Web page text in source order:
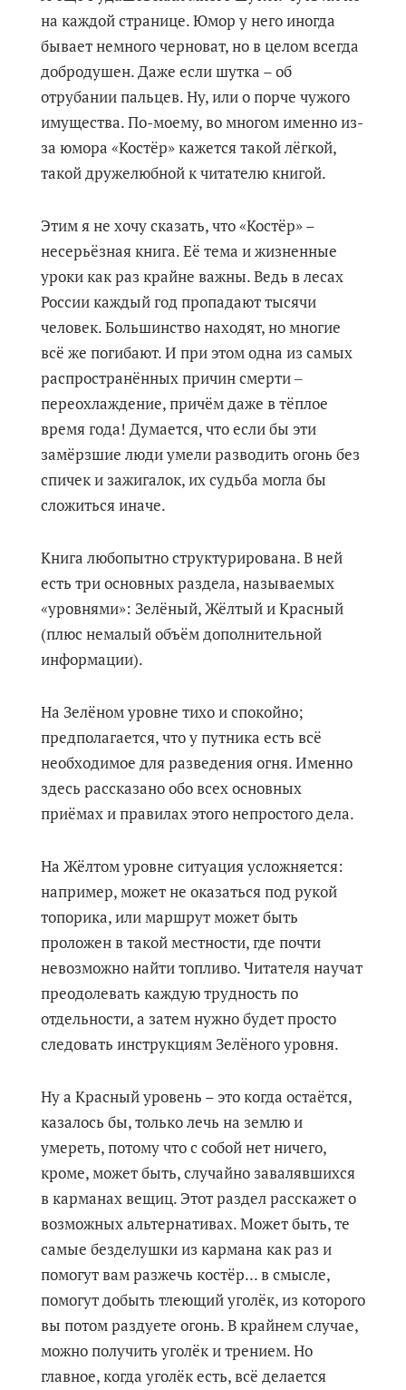
на каждой странице. Юмор у него иногда
бывает немного черноват, но в целом всегда
добродушен. Даже если шутка – об
отрубании пальцев. Ну, или о порче чужого
имущества. По-моему, во многом именно из-
за юмора «Костёр» кажется такой лёгкой,
такой дружелюбной к читателю книгой.
Этим я не хочу сказать, что «Костёр» –
несерьёзная книга. Её тема и жизненные
уроки как раз крайне важны. Ведь в лесах
России каждый год пропадают тысячи
человек. Большинство находят, но многие
всё же погибают. И при этом одна из самых
распространённых причин смерти ‒
переохлаждение, причём даже в тёплое
время года! Думается, что если бы эти
замёрзшие люди умели разводить огонь без
спичек и зажигалок, их судьба могла бы
сложиться иначе.
Книга любопытно структурирована. В ней
есть три основных раздела, называемых
«уровнями»: Зелёный, Жёлтый и Красный
(плюс немалый объём дополнительной
информации).
На Зелёном уровне тихо и спокойно;
предполагается, что у путника есть всё
необходимое для разведения огня. Именно
здесь рассказано обо всех основных
приёмах и правилах этого непростого дела.
На Жёлтом уровне ситуация усложняется:
например, может не оказаться под рукой
топорика, или маршрут может быть
проложен в такой местности, где почти
невозможно найти топливо. Читателя научат
преодолевать каждую трудность по
отдельности, а затем нужно будет просто
следовать инструкциям Зелёного уровня.
Ну а Красный уровень – это когда остаётся,
казалось бы, только лечь на землю и
умереть, потому что с собой нет ничего,
кроме, может быть, случайно завалявшихся
в карманах вещиц. Этот раздел расскажет о
возможных альтернативах. Может быть, те
самые безделушки из кармана как раз и
помогут вам разжечь костёр... в смысле,
помогут добыть тлеющий уголёк, из которого
вы потом раздуете огонь. В крайнем случае,
можно получить уголёк и трением. Но
главное, когда уголёк есть, всё делается